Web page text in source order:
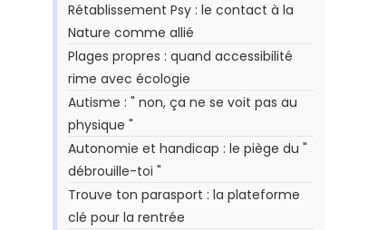
Rétablissement Psy : le contact à la
Nature comme allié
Plages propres : quand accessibilité
rime avec écologie
Autisme : " non, ça ne se voit pas au
physique "
Autonomie et handicap : le piège du "
débrouille-toi "
Trouve ton parasport : la plateforme
clé pour la rentrée